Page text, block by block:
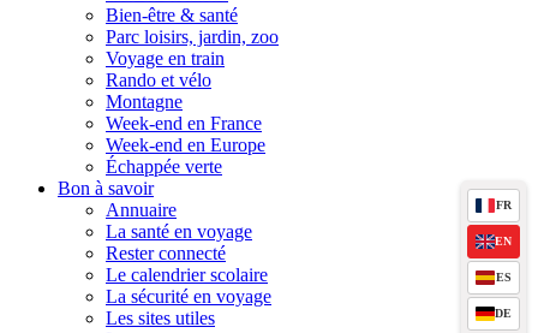
Bien-être & santé
Parc loisirs, jardin, zoo
Voyage en train
Rando et vélo
Montagne
Week-end en France
Week-end en Europe
Échappée verte
Bon à savoir
Annuaire
La santé en voyage
Rester connecté
Le calendrier scolaire
La sécurité en voyage
Les sites utiles
FR
EN
ES
DE